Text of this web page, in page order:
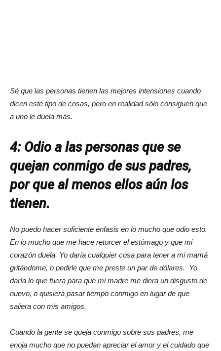
Sé que las personas tienen las mejores intensiones cuando
dicen este tipo de cosas, pero en realidad sólo consiguen que
a uno le duela más.
4: Odio a las personas que se
quejan conmigo de sus padres,
por que al menos ellos aún los
tienen.
No puedo hacer suficiente énfasis en lo mucho que odio esto.
En lo mucho que me hace retorcer el estómago y que mi
corazón duela. Yo daría cualquier cosa para tener a mi mamá
gritándome, o pedirle que me preste un par de dólares. Yo
daría lo que fuera para que mi madre me diera un disgusto de
nuevo, o quisiera pasar tiempo conmigo en lugar de que
saliera con mis amigos.
Cuando la gente se queja conmigo sobre sus padres, me
enoja mucho que no puedan apreciar el amor y el cuidado que